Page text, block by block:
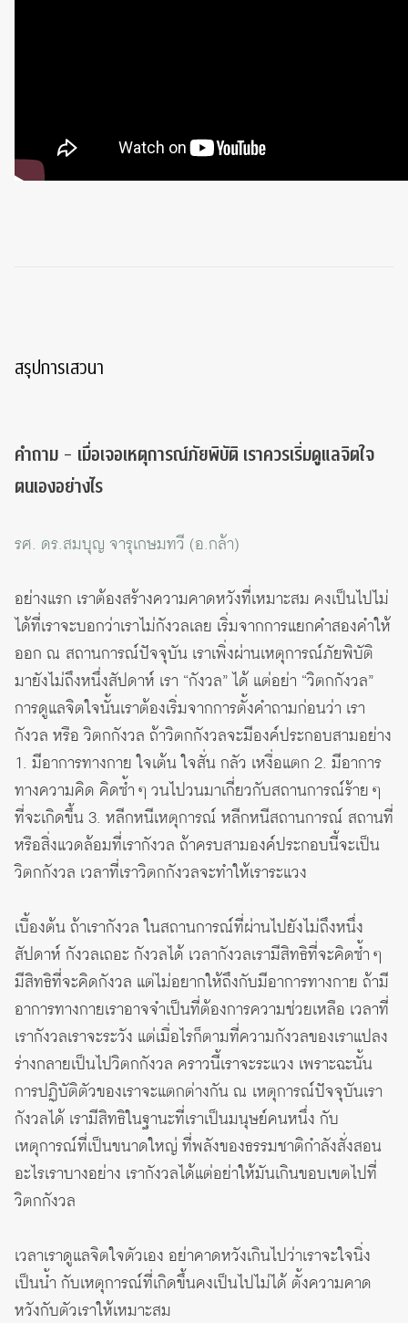
สรุปการเสวนา
คำถาม – เมื่อเจอเหตุการณ์ภัยพิบัติ เราควรเริ่มดูแลจิตใจ
ตนเองอย่างไร
รศ. ดร.สมบุญ จารุเกษมทวี (อ.กล้า)
อย่างแรก เราต้องสร้างความคาดหวังที่เหมาะสม คงเป็นไปไม่
ได้ที่เราจะบอกว่าเราไม่กังวลเลย เริ่มจากการแยกคำสองคำให้
ออก ณ สถานการณ์ปัจจุบัน เราเพิ่งผ่านเหตุการณ์ภัยพิบัติ
มายังไม่ถึงหนึ่งสัปดาห์ เรา “กังวล” ได้ แต่อย่า “วิตกกังวล”
การดูแลจิตใจนั้นเราต้องเริ่มจากการตั้งคำถามก่อนว่า เรา
กังวล หรือ วิตกกังวล ถ้าวิตกกังวลจะมีองค์ประกอบสามอย่าง
1. มีอาการทางกาย ใจเต้น ใจสั่น กลัว เหงื่อแตก 2. มีอาการ
ทางความคิด คิดซ้ำ ๆ วนไปวนมาเกี่ยวกับสถานการณ์ร้าย ๆ
ที่จะเกิดขึ้น 3. หลีกหนีเหตุการณ์ หลีกหนีสถานการณ์ สถานที่
หรือสิ่งแวดล้อมที่เรากังวล ถ้าครบสามองค์ประกอบนี้จะเป็น
วิตกกังวล เวลาที่เราวิตกกังวลจะทำให้เราระแวง
เบื้องต้น ถ้าเรากังวล ในสถานการณ์ที่ผ่านไปยังไม่ถึงหนึ่ง
สัปดาห์ กังวลเถอะ กังวลได้ เวลากังวลเรามีสิทธิที่จะคิดซ้ำ ๆ
มีสิทธิที่จะคิดกังวล แต่ไม่อยากให้ถึงกับมีอาการทางกาย ถ้ามี
อาการทางกายเราอาจจำเป็นที่ต้องการความช่วยเหลือ เวลาที่
เรากังวลเราจะระวัง แต่เมื่อไรก็ตามที่ความกังวลของเราแปลง
ร่างกลายเป็นไปวิตกกังวล คราวนี้เราจะระแวง เพราะฉะนั้น
การปฏิบัติตัวของเราจะแตกต่างกัน ณ เหตุการณ์ปัจจุบันเรา
กังวลได้ เรามีสิทธิในฐานะที่เราเป็นมนุษย์คนหนึ่ง กับ
เหตุการณ์ที่เป็นขนาดใหญ่ ที่พลังของธรรมชาติกำลังสั่งสอน
อะไรเราบางอย่าง เรากังวลได้แต่อย่าให้มันเกินขอบเขตไปที่
วิตกกังวล
เวลาเราดูแลจิตใจตัวเอง อย่าคาดหวังเกินไปว่าเราจะใจนิ่ง
เป็นน้ำ กับเหตุการณ์ที่เกิดขึ้นคงเป็นไปไม่ได้ ตั้งความคาด
หวังกับตัวเราให้เหมาะสม